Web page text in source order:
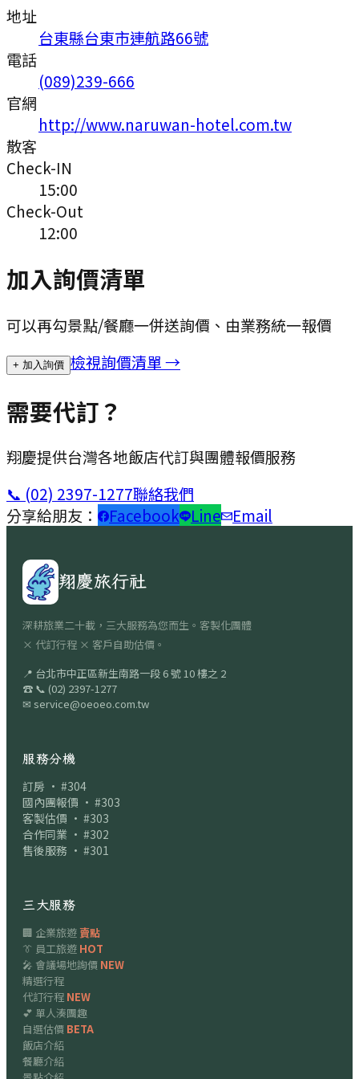
地址
台東縣台東市連航路66號
電話
(089)239-666
官網
http://www.naruwan-hotel.com.tw
散客
Check-IN
15:00
Check-Out
12:00
加入詢價清單
可以再勾景點/餐廳一併送詢價、由業務統一報價
+ 加入詢價 檢視詢價清單 →
需要代訂？
翔慶提供台灣各地飯店代訂與團體報價服務
📞 (02) 2397-1277聯絡我們
分享給朋友：
Facebook Line Email
翔慶旅行社
深耕旅業二十載，三大服務為您而生。客製化團體
× 代訂行程 × 客戶自助估價。
📍 台北市中正區新生南路一段 6 號 10 樓之 2
☎ 📞 (02) 2397-1277
✉ service@oeoeo.com.tw
服務分機
訂房 · #304
國內團報價 · #303
客製估價 · #303
合作同業 · #302
售後服務 · #301
三大服務
🏢 企業旅遊賣點
👔 員工旅遊 HOT
🎤 會議場地詢價 NEW
精選行程
代訂行程 NEW
💕 單人湊團趣
自選估價 BETA
飯店介紹
餐廳介紹